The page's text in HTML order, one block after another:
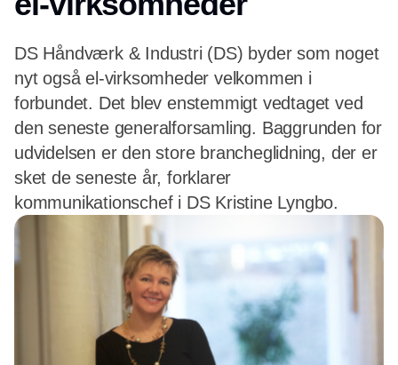
DS Håndværk & Industri (DS) byder som noget
nyt også el-virksomheder velkommen i
forbundet. Det blev enstemmigt vedtaget ved
den seneste generalforsamling. Baggrunden for
udvidelsen er den store brancheglidning, der er
sket de seneste år, forklarer
kommunikationschef i DS Kristine Lyngbo.